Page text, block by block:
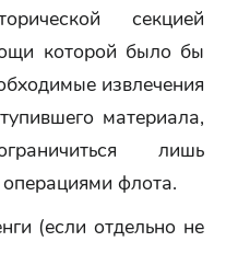
секцией
которой было бы
извлечения
материала,
лишь
флота.
(если отдельно не